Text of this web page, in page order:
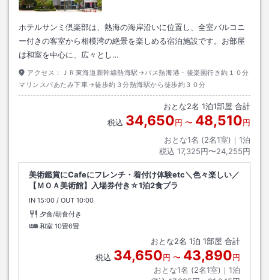
ホテルサンミ倶楽部は、熱海の海岸沿いに位置し、全室バルコニ
ー付きの客室から相模湾の絶景を楽しめる宿泊施設です。お部屋
は和室を中心に、広々とし…
アクセス：
ＪＲ東海道新幹線熱海駅→バス熱海港・後楽園行き約１０分
マリンスパあたみ下車→徒歩約３分熱海駅から徒歩約３０分
おとな2名 1泊1部屋 合計
税込 34,650円 〜 48,510円
おとな1名 (2名1室)｜ 1泊
税込 17,325円〜24,255円
美術鑑賞にCafeにフレンチ・着付け体験etc＼色々楽しい／
【ＭＯＡ美術館】入場券付き☆1泊2食プラ
IN チェックイン
15:00 / OUT チェックアウト
10:00
夕食/朝食付き
和室 10畳6畳
おとな2名 1泊 1部屋 合計
税込 34,650円 〜 43,890円
おとな1名 (2名1室)｜ 1泊